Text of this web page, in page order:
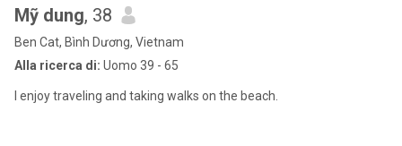
Mỹ dung, 38
Ben Cat, Bình Dương, Vietnam
Alla ricerca di: Uomo 39 - 65
I enjoy traveling and taking walks on the beach.